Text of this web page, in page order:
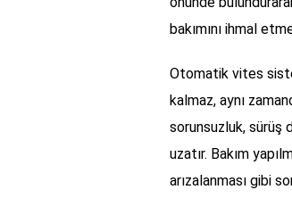
bakımını ihmal
Otomatik vites
kalmaz, aynı
sorunsuzluk, sürüş
uzatır. Bakım
arızalanması gibi